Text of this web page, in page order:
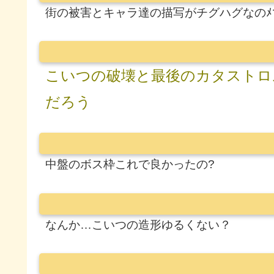
街の被害とキャラ達の描写がチグハグなの
こいつの破壊と最後のカタスト
だろう
中盤のボス枠これで良かったの?
なんか…こいつの造形ゆるくない？